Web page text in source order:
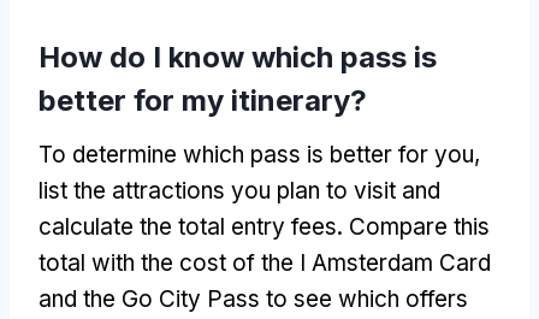
How do I know which pass is
better for my itinerary?
To determine which pass is better for you,
list the attractions you plan to visit and
calculate the total entry fees. Compare this
total with the cost of the I Amsterdam Card
and the Go City Pass to see which offers